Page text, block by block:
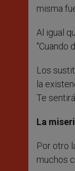
misma
Al igual
“Cuando
Los
la
Te
La
Por otro
muchos